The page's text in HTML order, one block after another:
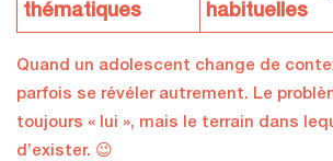
thématiques
habituelles
Quand un adolescent change de
parfois se révéler autrement. Le
toujours « lui », mais le terrain dans
d’exister. 😉